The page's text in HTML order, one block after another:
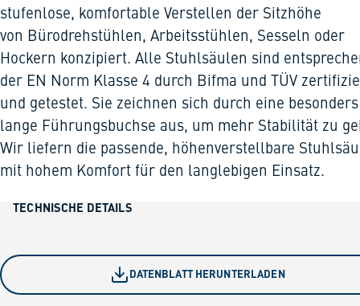
stufenlose, komfortable Verstellen der Sitzhöhe
von Bürodrehstühlen, Arbeitsstühlen, Sesseln oder
Hockern konzipiert. Alle Stuhlsäulen sind
der EN Norm Klasse 4 durch Bifma und TÜV
und getestet. Sie zeichnen sich durch eine besonders
lange Führungsbuchse aus, um mehr Stabilität zu
Wir liefern die passende, höhenverstellbare
mit hohem Komfort für den langlebigen Einsatz.
TECHNISCHE DETAILS
DATENBLATT HERUNTERLADEN